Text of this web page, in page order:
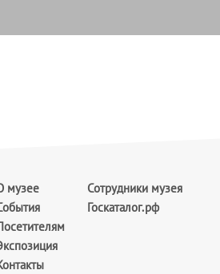
музее
Сотрудники музея
Госкаталог.рф